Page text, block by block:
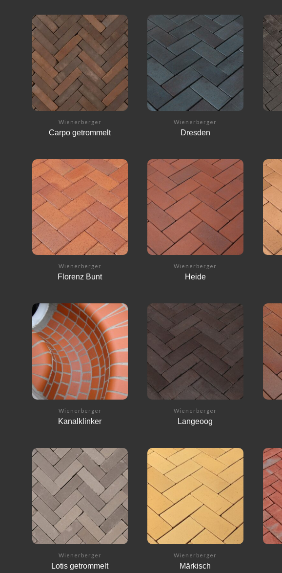
Wienerberger
Carpo getrommelt
Wienerberger
Dresden
Wienerberger
Florenz Bunt
Wienerberger
Heide
Wienerberger
Kanalklinker
Wienerberger
Langeoog
Wienerberger
Lotis getrommelt
Wienerberger
Märkisch